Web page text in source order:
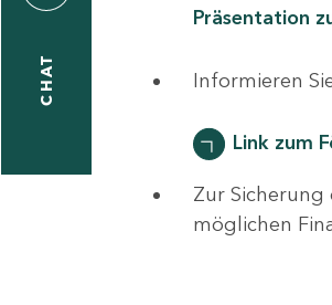
CHAT
Präsentation
Informieren
Link zum
Zur
möglichen